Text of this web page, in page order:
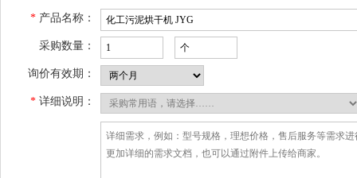
* 产品名称：
采购数量：
询价有效期：
* 详细说明：